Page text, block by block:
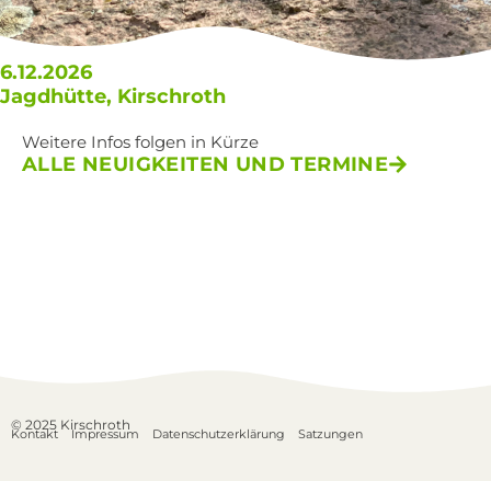
6.12.2026
Jagdhütte, Kirschroth
Weitere Infos folgen in Kürze
ALLE NEUIGKEITEN UND TERMINE
© 2025 Kirschroth
Kontakt Impressum Datenschutzerklärung Satzungen